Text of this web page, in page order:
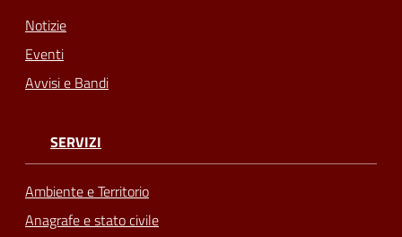
Notizie
Eventi
Avvisi e Bandi
SERVIZI
Ambiente e Territorio
Anagrafe e stato civile